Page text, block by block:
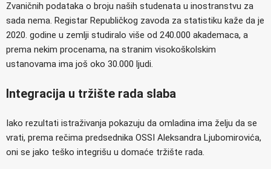
Zvaničnih podataka o broju naših studenata u inostranstvu za
sada nema. Registar Republičkog zavoda za statistiku kaže da je
2020. godine u zemlji studiralo više od 240.000 akademaca, a
prema nekim procenama, na stranim visokoškolskim
ustanovama ima još oko 30.000 ljudi.
Integracija u tržište rada slaba
Iako rezultati istraživanja pokazuju da omladina ima želju da se
vrati, prema rečima predsednika OSSI Aleksandra Ljubomirovića,
oni se jako teško integrišu u domaće tržište rada.